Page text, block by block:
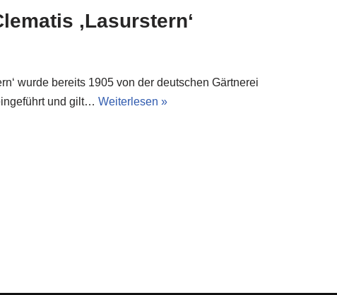
‚Lasurstern‘
wurde bereits 1905 von der deutschen Gärtnerei
und gilt… Weiterlesen »